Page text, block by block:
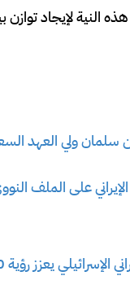
النية لإيجاد توازن
سلمان ولي العهد
على الملف
يعزز رؤية 2030 الاقتصادية